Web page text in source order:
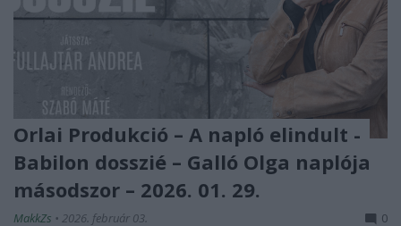
Orlai Produkció – A napló elindult -
Babilon dosszié – Galló Olga naplója
másodszor – 2026. 01. 29.
MakkZs • 2026. február 03. 0